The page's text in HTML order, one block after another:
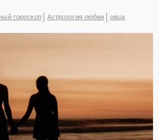
гороскоп Астрология любви овца